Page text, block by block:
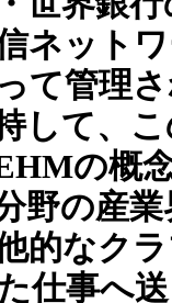
ネット
て管理
して、
の概
野の産
的なク
仕事へ